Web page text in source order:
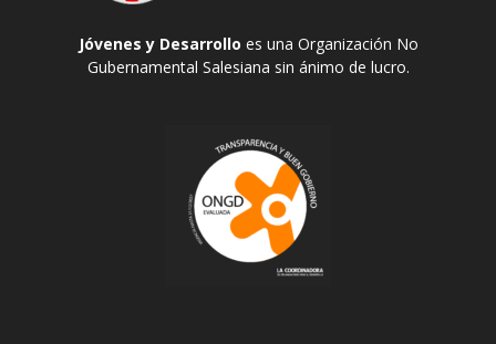
Jóvenes y Desarrollo es una Organización No
Gubernamental Salesiana sin ánimo de lucro.